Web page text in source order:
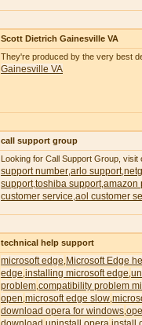
Scott Dietrich Gainesville VA
They're produced by the very best
Gainesville VA
call support group
Looking for Call Support Group, visit
support number arlo support,
support,toshiba support,amazon
customer service aol customer
technical help support
microsoft edge Microsoft Edge
edge installing microsoft edge
problem compatibility problem
open microsoft edge slow
download opera for windows